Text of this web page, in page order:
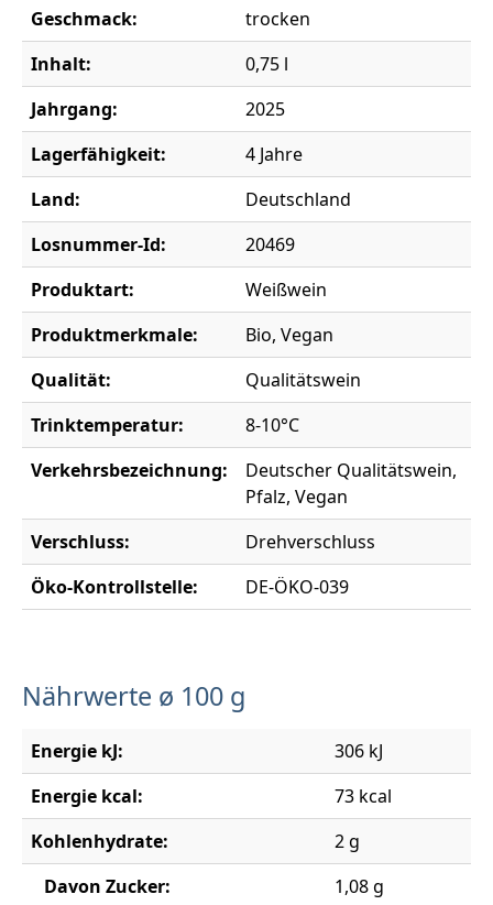
Geschmack:
trocken
Inhalt:
0,75 l
Jahrgang:
2025
Lagerfähigkeit:
4 Jahre
Land:
Deutschland
Losnummer-Id:
20469
Produktart:
Weißwein
Produktmerkmale:
Bio, Vegan
Qualität:
Qualitätswein
Trinktemperatur:
8-10°C
Verkehrsbezeichnung:
Deutscher Qualitätswein,
Pfalz, Vegan
Verschluss:
Drehverschluss
Öko-Kontrollstelle:
DE-ÖKO-039
Nährwerte ø 100 g
Energie kJ:
306 kJ
Energie kcal:
73 kcal
Kohlenhydrate:
2 g
Davon Zucker:
1,08 g